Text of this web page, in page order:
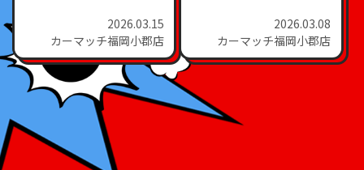
円。 さらに 保証12ヵ
月・走行無制限付き なの
で、中古車でも安心して
お乗りいただけます。 通
勤・通学、買い物用のセ
カンドカー、初めてのマ
2026.03.15
カーマッチ福岡小郡店
2026.03.08
カーマッチ福岡小郡店